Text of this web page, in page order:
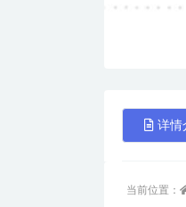
详情
当前位置：